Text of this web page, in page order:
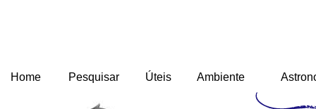
Home Pesquisar Úteis Ambiente